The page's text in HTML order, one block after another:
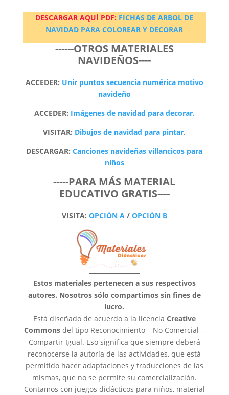
y
V
i
d
DESCARGAR AQUÍ PDF: FICHAS DE ARBOL DE
NAVIDAD PARA COLOREAR Y DECORAR
------OTROS MATERIALES
NAVIDEÑOS----
ACCEDER: Unir puntos secuencia numérica motivo
navideño
ACCEDER: Imágenes de navidad para decorar.
VISITAR: Dibujos de navidad para pintar.
DESCARGAR:Canciones navideñas villancicos para
niños
-----PARA MÁS MATERIAL
EDUCATIVO GRATIS----
VISITA: OPCIÓN A/ OPCIÓN B
Estos materiales pertenecen a sus respectivos
autores. Nosotros sólo compartimos sin fines de
lucro.
Está diseñado de acuerdo a la licencia Creative
Commons del tipo Reconocimiento – No Comercial –
Compartir Igual. Eso significa que siempre deberá
reconocerse la autoría de las actividades, que está
permitido hacer adaptaciones y traducciones de las
mismas, que no se permite su comercialización.
Contamos con juegos didácticos para niños, material